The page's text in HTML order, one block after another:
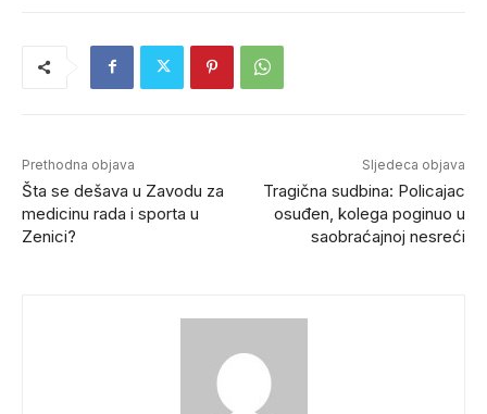
Prethodna objava
Šta se dešava u Zavodu za
medicinu rada i sporta u
Zenici?
Sljedeca objava
Tragična sudbina: Policajac
osuđen, kolega poginuo u
saobraćajnoj nesreći